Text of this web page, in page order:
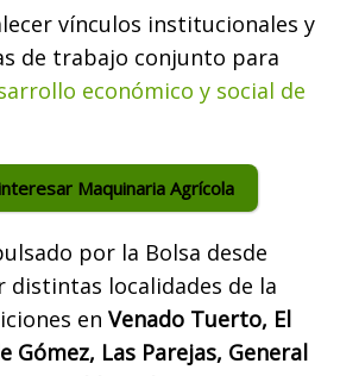
vínculos institucionales y
de trabajo conjunto para
económico y social de
Maquinaria Agrícola
por la Bolsa desde
distintas localidades de la
en Venado Tuerto, El
Gómez, Las Parejas, General